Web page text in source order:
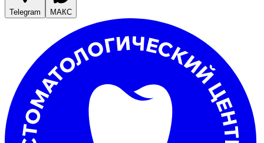
Telegram МАКС